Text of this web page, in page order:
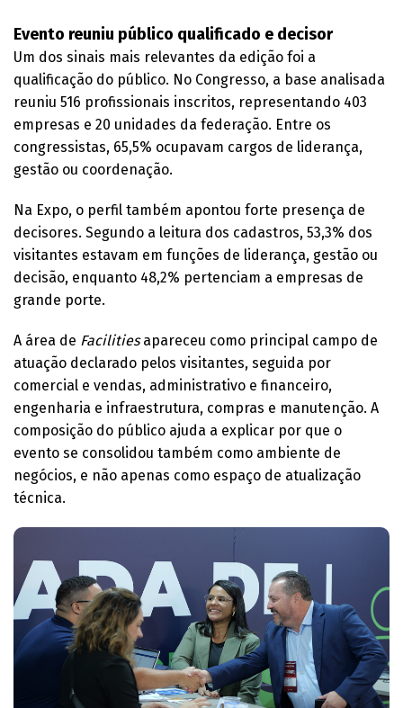
Evento reuniu público qualificado e decisor
Um dos sinais mais relevantes da edição foi a
qualificação do público. No Congresso, a base analisada
reuniu 516 profissionais inscritos, representando 403
empresas e 20 unidades da federação. Entre os
congressistas, 65,5% ocupavam cargos de liderança,
gestão ou coordenação.
Na Expo, o perfil também apontou forte presença de
decisores. Segundo a leitura dos cadastros, 53,3% dos
visitantes estavam em funções de liderança, gestão ou
decisão, enquanto 48,2% pertenciam a empresas de
grande porte.
A área de Facilitiesapareceu como principal campo de
atuação declarado pelos visitantes, seguida por
comercial e vendas, administrativo e financeiro,
engenharia e infraestrutura, compras e manutenção. A
composição do público ajuda a explicar por que o
evento se consolidou também como ambiente de
negócios, e não apenas como espaço de atualização
técnica.